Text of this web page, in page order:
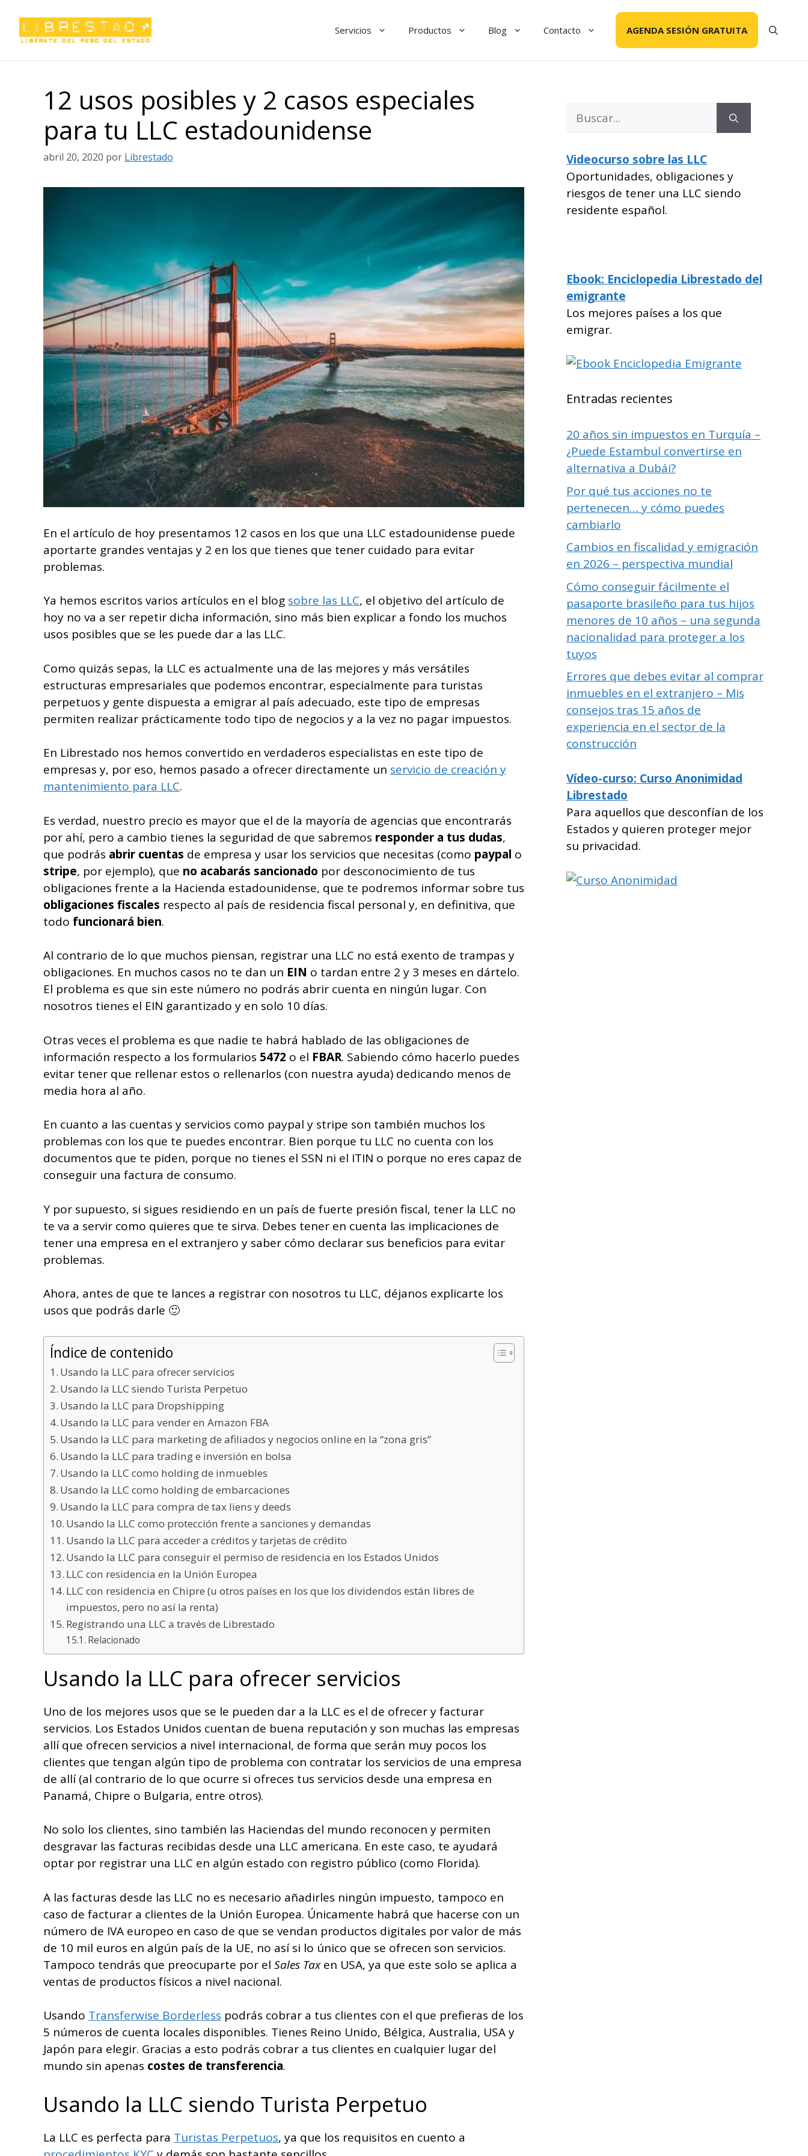
contenido
Servicios Productos Blog Contacto AGENDA SESIÓN GRATUITA
12 usos posibles y 2 casos especiales
para tu LLC estadounidense
abril 20, 2020 por Librestado
En el artículo de hoy presentamos 12 casos en los que una LLC estadounidense puede
aportarte grandes ventajas y 2 en los que tienes que tener cuidado para evitar
problemas.
Ya hemos escritos varios artículos en el blog sobre las LLC, el objetivo del artículo de
hoy no va a ser repetir dicha información, sino más bien explicar a fondo los muchos
usos posibles que se les puede dar a las LLC.
Como quizás sepas, la LLC es actualmente una de las mejores y más versátiles
estructuras empresariales que podemos encontrar, especialmente para turistas
perpetuos y gente dispuesta a emigrar al país adecuado, este tipo de empresas
permiten realizar prácticamente todo tipo de negocios y a la vez no pagar impuestos.
En Librestado nos hemos convertido en verdaderos especialistas en este tipo de
empresas y, por eso, hemos pasado a ofrecer directamente un servicio de creación y
mantenimiento para LLC.
Es verdad, nuestro precio es mayor que el de la mayoría de agencias que encontrarás
por ahí, pero a cambio tienes la seguridad de que sabremos responder a tus dudas,
que podrás abrir cuentas de empresa y usar los servicios que necesitas (como paypal o
stripe, por ejemplo), que no acabarás sancionado por desconocimiento de tus
obligaciones frente a la Hacienda estadounidense, que te podremos informar sobre tus
obligaciones fiscales respecto al país de residencia fiscal personal y, en definitiva, que
todo funcionará bien.
Al contrario de lo que muchos piensan, registrar una LLC no está exento de trampas y
obligaciones. En muchos casos no te dan un EIN o tardan entre 2 y 3 meses en dártelo.
El problema es que sin este número no podrás abrir cuenta en ningún lugar. Con
nosotros tienes el EIN garantizado y en solo 10 días.
Otras veces el problema es que nadie te habrá hablado de las obligaciones de
información respecto a los formularios 5472 o el FBAR. Sabiendo cómo hacerlo puedes
evitar tener que rellenar estos o rellenarlos (con nuestra ayuda) dedicando menos de
media hora al año.
En cuanto a las cuentas y servicios como paypal y stripe son también muchos los
problemas con los que te puedes encontrar. Bien porque tu LLC no cuenta con los
documentos que te piden, porque no tienes el SSN ni el ITIN o porque no eres capaz de
conseguir una factura de consumo.
Y por supuesto, si sigues residiendo en un país de fuerte presión fiscal, tener la LLC no
te va a servir como quieres que te sirva. Debes tener en cuenta las implicaciones de
tener una empresa en el extranjero y saber cómo declarar sus beneficios para evitar
problemas.
Ahora, antes de que te lances a registrar con nosotros tu LLC, déjanos explicarte los
usos que podrás darle 🙂
Índice de contenido
Usando la LLC para ofrecer servicios
Usando la LLC siendo Turista Perpetuo
Usando la LLC para Dropshipping
Usando la LLC para vender en Amazon FBA
Usando la LLC para marketing de afiliados y negocios online en la “zona gris”
Usando la LLC para trading e inversión en bolsa
Usando la LLC como holding de inmuebles
Usando la LLC como holding de embarcaciones
Usando la LLC para compra de tax liens y deeds
Usando la LLC como protección frente a sanciones y demandas
Usando la LLC para acceder a créditos y tarjetas de crédito
Usando la LLC para conseguir el permiso de residencia en los Estados Unidos
LLC con residencia en la Unión Europea
LLC con residencia en Chipre (u otros países en los que los dividendos están libres de
impuestos, pero no así la renta)
Registrando una LLC a través de Librestado
Relacionado
Usando la LLC para ofrecer servicios
Uno de los mejores usos que se le pueden dar a la LLC es el de ofrecer y facturar
servicios. Los Estados Unidos cuentan de buena reputación y son muchas las empresas
allí que ofrecen servicios a nivel internacional, de forma que serán muy pocos los
clientes que tengan algún tipo de problema con contratar los servicios de una empresa
de allí (al contrario de lo que ocurre si ofreces tus servicios desde una empresa en
Panamá, Chipre o Bulgaria, entre otros).
No solo los clientes, sino también las Haciendas del mundo reconocen y permiten
desgravar las facturas recibidas desde una LLC americana. En este caso, te ayudará
optar por registrar una LLC en algún estado con registro público (como Florida).
A las facturas desde las LLC no es necesario añadirles ningún impuesto, tampoco en
caso de facturar a clientes de la Unión Europea. Únicamente habrá que hacerse con un
número de IVA europeo en caso de que se vendan productos digitales por valor de más
de 10 mil euros en algún país de la UE, no así si lo único que se ofrecen son servicios.
Tampoco tendrás que preocuparte por el Sales Taxen USA, ya que este solo se aplica a
ventas de productos físicos a nivel nacional.
Usando Transferwise Borderless podrás cobrar a tus clientes con el que prefieras de los
5 números de cuenta locales disponibles. Tienes Reino Unido, Bélgica, Australia, USA y
Japón para elegir. Gracias a esto podrás cobrar a tus clientes en cualquier lugar del
mundo sin apenas costes de transferencia.
Usando la LLC siendo Turista Perpetuo
La LLC es perfecta para Turistas Perpetuos, ya que los requisitos en cuento a
Buscar:
Videocurso sobre las LLC
Oportunidades, obligaciones y
riesgos de tener una LLC siendo
residente español.
Ebook: Enciclopedia Librestado del
emigrante
Los mejores países a los que
emigrar.
Entradas recientes
20 años sin impuestos en Turquía –
¿Puede Estambul convertirse en
alternativa a Dubái?
Por qué tus acciones no te
pertenecen… y cómo puedes
cambiarlo
Cambios en fiscalidad y emigración
en 2026 – perspectiva mundial
Cómo conseguir fácilmente el
pasaporte brasileño para tus hijos
menores de 10 años – una segunda
nacionalidad para proteger a los
tuyos
Errores que debes evitar al comprar
inmuebles en el extranjero – Mis
consejos tras 15 años de
experiencia en el sector de la
construcción
Vídeo-curso: Curso Anonimidad
Librestado
Para aquellos que desconfían de los
Estados y quieren proteger mejor
su privacidad.